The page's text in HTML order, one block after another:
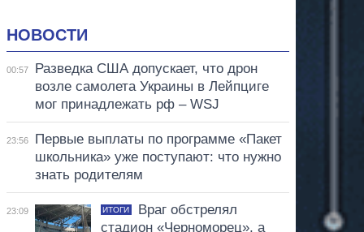
НОВОСТИ
00:57
Разведка США допускает, что дрон
возле самолета Украины в Лейпциге
мог принадлежать рф – WSJ
23:56
Первые выплаты по программе «Пакет
школьника» уже поступают: что нужно
знать родителям
23:09 ИТОГИ
Враг обстрелял
стадион «Черноморец», а